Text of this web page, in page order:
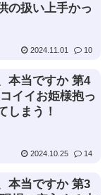
の扱い上手かっ
2024.11.01 10
本当ですか 第4
イイお姫様抱っ
しまう！
2024.10.25 14
本当ですか 第3